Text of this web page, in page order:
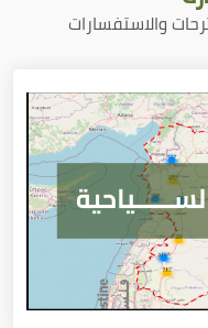
والاستفسارات